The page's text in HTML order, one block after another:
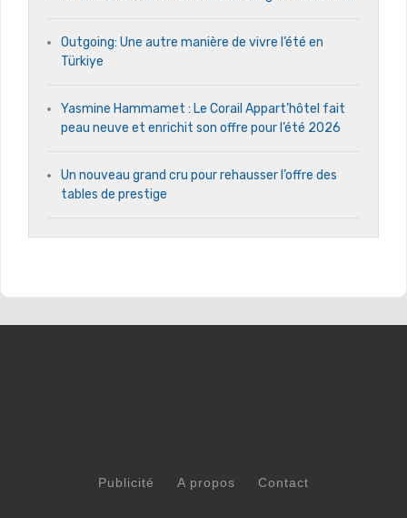
Outgoing: Une autre manière de vivre l’été en
Türkiye
Yasmine Hammamet : Le Corail Appart’hôtel fait
peau neuve et enrichit son offre pour l’été 2026
Un nouveau grand cru pour rehausser l’offre des
tables de prestige
Publicité A propos Contact